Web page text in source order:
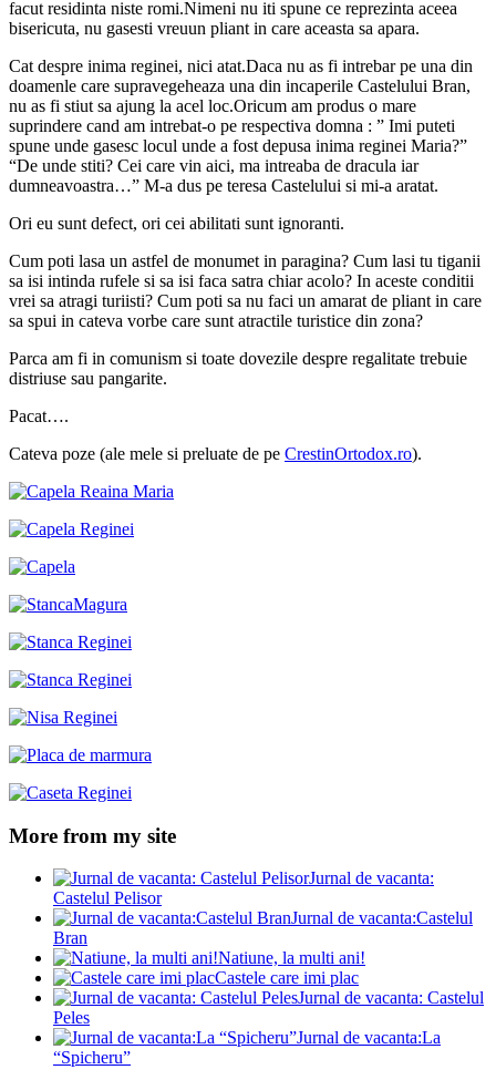
facut residinta niste romi.Nimeni nu iti spune ce reprezinta aceea
bisericuta, nu gasesti vreuun pliant in care aceasta sa apara.
Cat despre inima reginei, nici atat.Daca nu as fi intrebar pe una din
doamenle care supravegeheaza una din incaperile Castelului Bran,
nu as fi stiut sa ajung la acel loc.Oricum am produs o mare
suprindere cand am intrebat-o pe respectiva domna : ” Imi puteti
spune unde gasesc locul unde a fost depusa inima reginei Maria?”
“De unde stiti? Cei care vin aici, ma intreaba de dracula iar
dumneavoastra…” M-a dus pe teresa Castelului si mi-a aratat.
Ori eu sunt defect, ori cei abilitati sunt ignoranti.
Cum poti lasa un astfel de monumet in paragina? Cum lasi tu tiganii
sa isi intinda rufele si sa isi faca satra chiar acolo? In aceste conditii
vrei sa atragi turiisti? Cum poti sa nu faci un amarat de pliant in care
sa spui in cateva vorbe care sunt atractile turistice din zona?
Parca am fi in comunism si toate dovezile despre regalitate trebuie
distriuse sau pangarite.
Pacat….
Cateva poze (ale mele si preluate de pe CrestinOrtodox.ro).
More from my site
Jurnal de vacanta:
Castelul Pelisor
Jurnal de vacanta:Castelul
Bran
Natiune, la multi ani!
Castele care imi plac
Jurnal de vacanta: Castelul
Peles
Jurnal de vacanta:La
“Spicheru”